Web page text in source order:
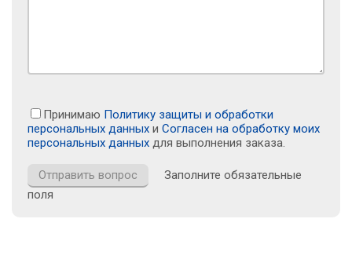
Принимаю Политику защиты и обработки
персональных данных и Согласен на обработку моих
персональных данных для выполнения заказа.
Заполните обязательные
поля